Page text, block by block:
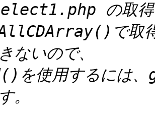
で取得
を使用するには